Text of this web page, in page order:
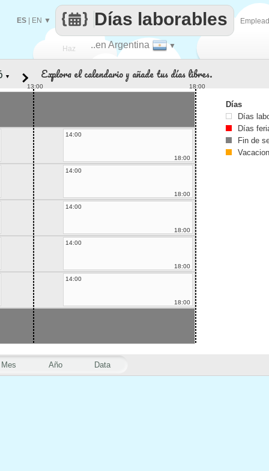
Haz ..en Argentina ▼
Días laborables
ES EN ▼
Mes Año Data
▼ Explora el calendario y añade tus días libres.
13:00 18:00
14:00
18:00
14:00
18:00
14:00
18:00
14:00
18:00
14:00
18:00
Días
Días
Días
Fin de